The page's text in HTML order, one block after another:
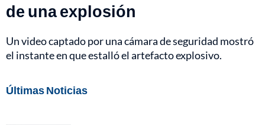
de una explosión
Un video captado por una cámara de seguridad mostró
el instante en que estalló el artefacto explosivo.
Últimas Noticias